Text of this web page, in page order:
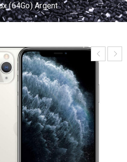
(64Go) Argent